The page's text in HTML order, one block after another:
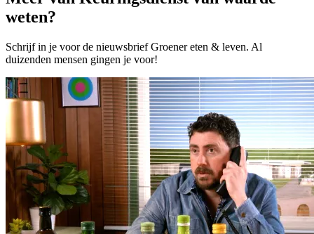
weten?
Schrijf in je voor de nieuwsbrief Groener eten & leven. Al
duizenden mensen gingen je voor!